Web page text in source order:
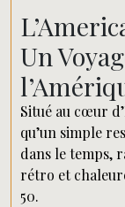
Un
Situé au cœur
qu’un simple
dans le temps,
rétro et
50.